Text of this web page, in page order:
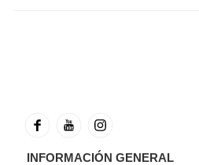
INFORMACIÓN GENERAL